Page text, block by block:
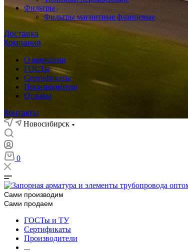
Фильтры
Фильтры магнитные фланцевые
Доставка
Компания
О компании
ГОСТы
Сертификаты
Производители
Отзывы
Контакты
Новосибирск
0
Сами производим
Сами продаем
ГОСТы и ТУ
Сертификаты
Производители
...